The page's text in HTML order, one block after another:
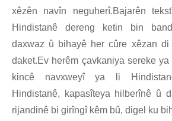
xêzên navîn neguherî.Bajarên
Hindistanê dereng ketin bin
daxwaz û bihayê her cûre xêzan
daket.Ev herêm çavkaniya sereke
kincê navxweyî ya li
Hindistanê, kapasîteya hilberînê û
rijandinê bi girîngî kêm bû, digel ku